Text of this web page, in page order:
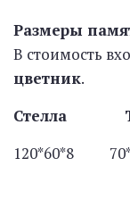
Размеры
В стоимость
цветник.
Стелла
120*60*8